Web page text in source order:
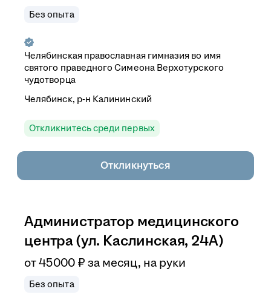
Без опыта
Челябинская православная гимназия во имя
святого праведного Симеона Верхотурского
чудотворца
Челябинск, р-н Калининский
Откликнитесь среди первых
Откликнуться
Администратор медицинского
центра (ул. Каслинская, 24А)
от45 000 ₽ за месяц, на руки
Без опыта